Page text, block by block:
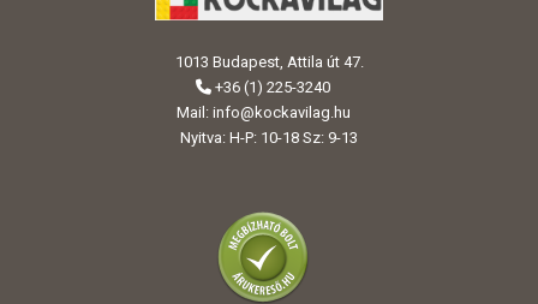
1013 Budapest, Attila út 47.
+36 (1) 225-3240
Mail: info@kockavilag.hu
Nyitva: H-P: 10-18 Sz: 9-13